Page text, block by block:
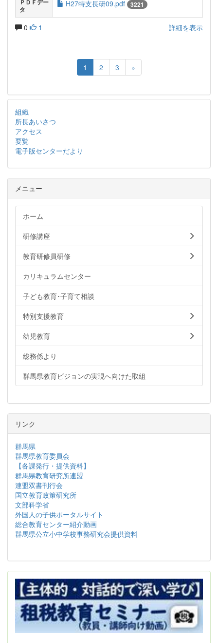
ＰＤＦデー
タ
H27特支長研09.pdf 3221
0 1 詳細を表示
1 2 3 »
組織
所長あいさつ
アクセス
要覧
電子版センターだより
メニュー
ホーム
研修講座
教育研修員研修
カリキュラムセンター
子ども教育･子育て相談
特別支援教育
幼児教育
総務係より
群馬県教育ビジョンの実現へ向けた取組
リンク
群馬県
群馬県教育委員会
【各課発行・提供資料】
群馬県教育研究所連盟
連盟双書刊行会
国立教育政策研究所
文部科学省
外国人の子供ポータルサイト
総合教育センター紹介動画
群馬県公立小中学校事務研究会提供資料